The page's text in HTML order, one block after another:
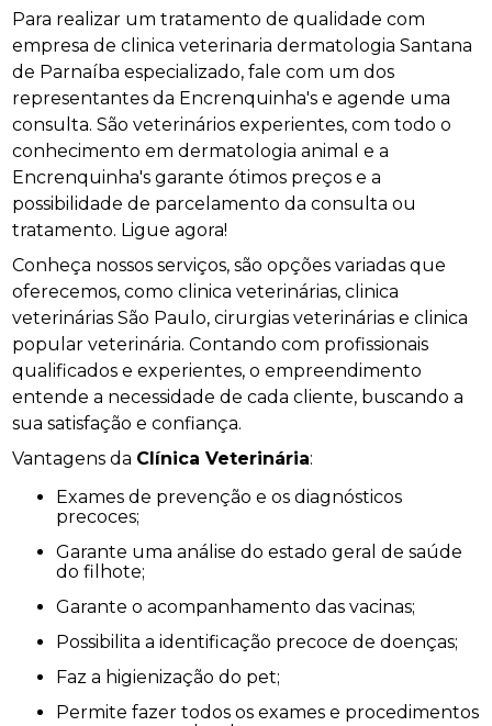
Para realizar um tratamento de qualidade com
empresa de clinica veterinaria dermatologia Santana
de Parnaíba especializado, fale com um dos
representantes da Encrenquinha's e agende uma
consulta. São veterinários experientes, com todo o
conhecimento em dermatologia animal e a
Encrenquinha's garante ótimos preços e a
possibilidade de parcelamento da consulta ou
tratamento. Ligue agora!
Conheça nossos serviços, são opções variadas que
oferecemos, como clinica veterinárias, clinica
veterinárias São Paulo, cirurgias veterinárias e clinica
popular veterinária. Contando com profissionais
qualificados e experientes, o empreendimento
entende a necessidade de cada cliente, buscando a
sua satisfação e confiança.
Vantagens da Clínica Veterinária:
Exames de prevenção e os diagnósticos
precoces;
Garante uma análise do estado geral de saúde
do filhote;
Garante o acompanhamento das vacinas;
Possibilita a identificação precoce de doenças;
Faz a higienização do pet;
Permite fazer todos os exames e procedimentos